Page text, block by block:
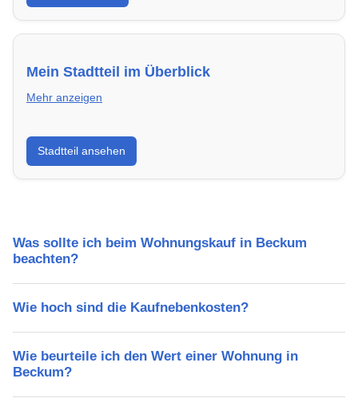
Mein Stadtteil im Überblick
Mehr anzeigen
Erfahre mehr über deinen Stadtteil in Beckum:
Lebensqualität, Verkehrsanbindung, Schulen,
Freizeitmöglichkeiten und Mietpreise.
Stadtteil ansehen
Was sollte ich beim Wohnungskauf in Beckum
beachten?
Wie hoch sind die Kaufnebenkosten?
Wie beurteile ich den Wert einer Wohnung in
Beckum?